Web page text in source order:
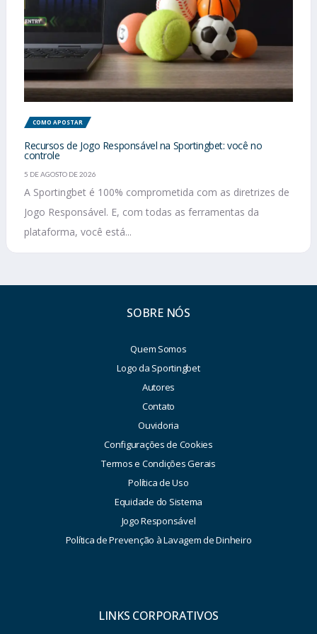
COMO APOSTAR
Recursos de Jogo Responsável na Sportingbet: você no
controle
5 DE AGOSTO DE 2026
A Sportingbet é 100% comprometida com as diretrizes de
Jogo Responsável. E, com todas as ferramentas da
plataforma, você está...
SOBRE NÓS
Quem Somos
Logo da Sportingbet
Autores
Contato
Ouvidoria
Configurações de Cookies
Termos e Condições Gerais
Política de Uso
Equidade do Sistema
Jogo Responsável
Política de Prevenção à Lavagem de Dinheiro
LINKS CORPORATIVOS